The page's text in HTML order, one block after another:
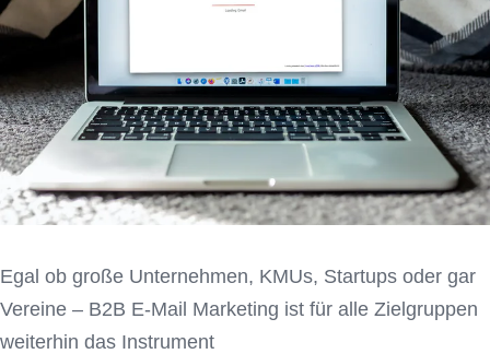
Egal ob große Unternehmen, KMUs, Startups oder gar
Vereine – B2B E-Mail Marketing ist für alle Zielgruppen
weiterhin das Instrument